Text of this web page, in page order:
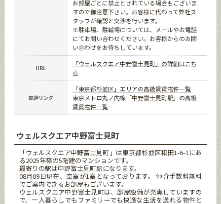
お部屋ごとに禁止とされている場合もございま
すので御注意下さい。お客様に代わって弊社ス
タッフが確認と交渉を行います。
※駐車場、駐輪場については、メールやお電話
にてお問い合わせください。お客様からのお問
い合わせをお待ちしています。
URL
「ウェルスクエア中野富士見町」の詳細はこち
ら
関連リンク
「東京都杉並区」エリアの高級賃貸物件一覧
東京メトロ丸ノ内線「中野富士見町駅」の高級
賃貸物件一覧
ウェルスクエア中野富士見町
「ウェルスクエア中野富士見町」は東京都杉並区和田1-6-1にあ
る2025年築の5階建のマンションです。
最寄りの駅は中野富士見町駅になります。
08月09日現在、空室が1室となっております。 仲介手数料無料
でご案内できるお部屋もございます。
ウェルスクエア中野富士見町は、部屋設備が充実していますの
で、一人暮らしでもファミリーでも快適な生活を送れる物件と